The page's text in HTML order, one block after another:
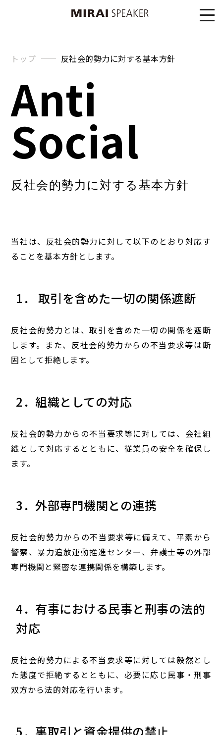
トップ 反社会的勢力に対する基本方針
Anti
Social
反社会的勢力に対する基本方針
当社は、反社会的勢力に対して以下のとおり対応す
ることを基本方針とします。
1． 取引を含めた一切の関係遮断
反社会的勢力とは、取引を含めた一切の関係を遮断
します。また、反社会的勢力からの不当要求等は断
固として拒絶します。
2．組織としての対応
反社会的勢力からの不当要求等に対しては、会社組
織として対応するとともに、従業員の安全を確保し
ます。
3．外部専門機関との連携
反社会的勢力からの不当要求等に備えて、平素から
警察、暴力追放運動推進センター、弁護士等の外部
専門機関と緊密な連携関係を構築します。
4．有事における民事と刑事の法的
対応
反社会的勢力による不当要求等に対しては毅然とし
た態度で拒絶するとともに、必要に応じ民事・刑事
双方から法的対応を行います。
5．裏取引と資金提供の禁止